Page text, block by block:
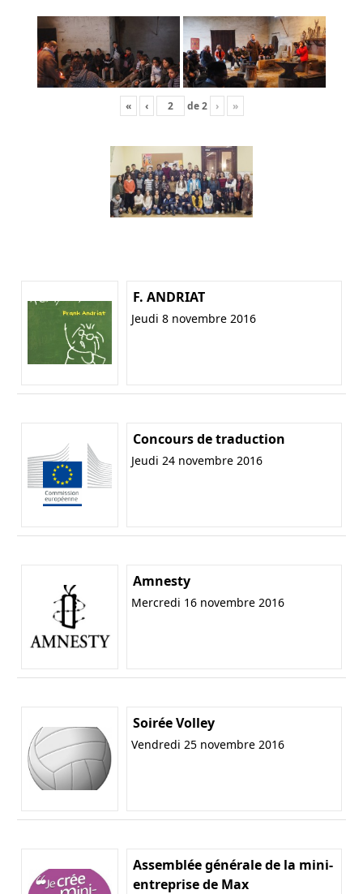
« ‹ de2 › »
F. ANDRIAT
Jeudi 8 novembre 2016
Concours de traduction
Jeudi 24 novembre 2016
Amnesty
Mercredi 16 novembre 2016
Soirée Volley
Vendredi 25 novembre 2016
Assemblée générale de la mini-
entreprise de Max